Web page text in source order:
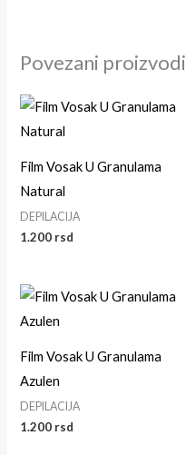
Povezani proizvodi
Film Vosak U Granulama
Natural
DEPILACIJA
1.200 rsd
Film Vosak U Granulama
Azulen
DEPILACIJA
1.200 rsd